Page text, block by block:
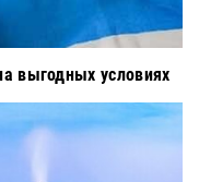
выгодных условиях